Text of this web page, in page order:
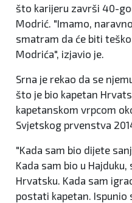
što karijeru završi 40-
Modrić. "Imamo,
smatram da će biti
Modrića", izjavio je.
Srna je rekao da se
što je bio kapetan
kapetanskom vrpcom
Svjetskog prvenstva
"Kada sam bio dijete
Kada sam bio u
Hrvatsku. Kada sam
postati kapetan. Ispunio